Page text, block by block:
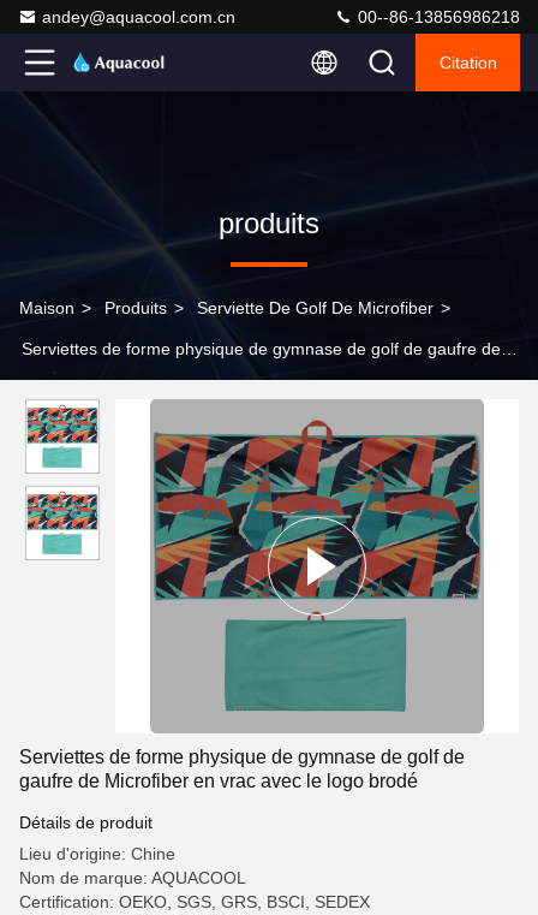
andey@aquacool.com.cn 00--86-13856986218
Citation
produits
Maison > Produits > Serviette De Golf De Microfiber >
Serviettes de forme physique de gymnase de golf de gaufre de
Serviettes de forme physique de gymnase de golf de
gaufre de Microfiber en vrac avec le logo brodé
Détails de produit
Lieu d'origine: Chine
Nom de marque: AQUACOOL
Certification: OEKO, SGS, GRS, BSCI, SEDEX